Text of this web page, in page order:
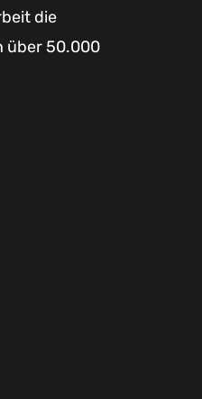
die
über 50.000